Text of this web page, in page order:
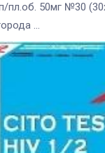
пл.об. 50мг №30
...